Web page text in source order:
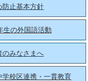
防止基本方針
生の外国語活動
のみなさまへ
学校区連携・一貫教育